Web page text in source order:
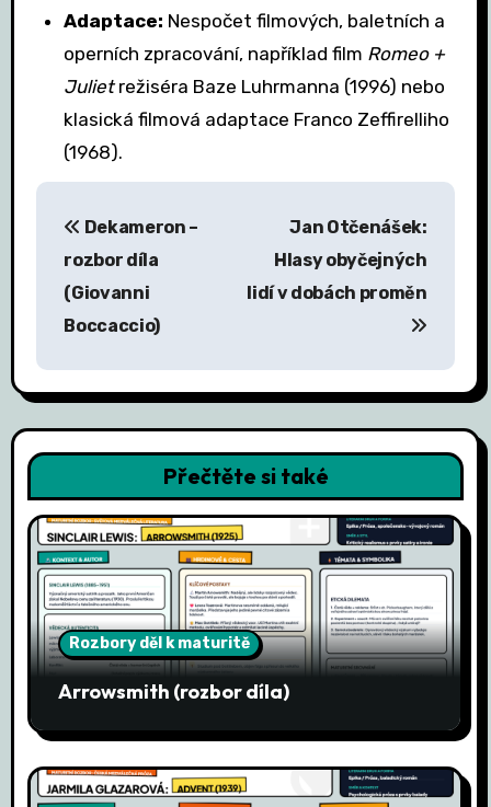
Adaptace: Nespočet filmových, baletních a
operních zpracování, například film Romeo +
Julietrežiséra Baze Luhrmanna (1996) nebo
klasická filmová adaptace Franco Zeffirelliho
(1968).
N
g
a
c
e
p
r
o
ř
í
Dekameron –
rozbor díla
(Giovanni
Boccaccio)
Jan Otčenášek:
Hlasy obyčejných
lidí v dobách proměn
Přečtěte si také
Rozbory děl k maturitě
Arrowsmith (rozbor díla)